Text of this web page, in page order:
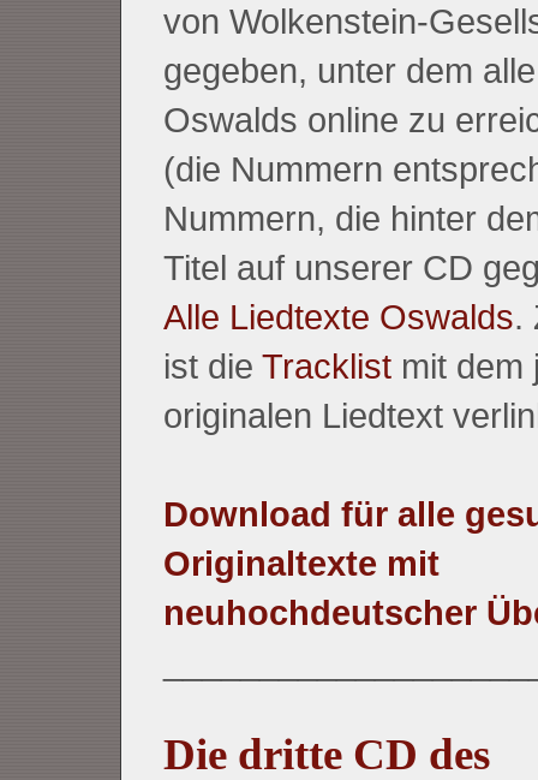
von Wolkenstein-
gegeben, unter dem
Oswalds online zu
(die Nummern
Nummern, die hinter
Titel auf unserer CD
Alle Liedtexte Oswalds.
ist die Tracklist mit dem
originalen Liedtext
Download für alle
Originaltexte mit
neuhochdeutscher
Die dritte CD des